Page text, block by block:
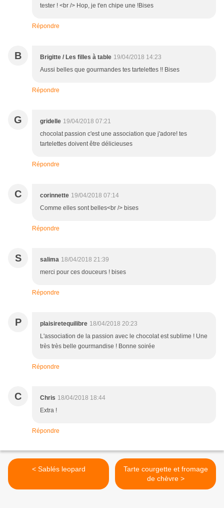
tester ! <br /> Hop, je t'en chipe une !Bises
Répondre
B Brigitte / Les filles à table 19/04/2018 14:23
Aussi belles que gourmandes tes tartelettes !! Bises
Répondre
G gridelle 19/04/2018 07:21
chocolat passion c'est une association que j'adore! tes
tartelettes doivent être délicieuses
Répondre
C corinnette 19/04/2018 07:14
Comme elles sont belles<br /> bises
Répondre
S salima 18/04/2018 21:39
merci pour ces douceurs ! bises
Répondre
P plaisiretequilibre 18/04/2018 20:23
L'association de la passion avec le chocolat est sublime ! Une
très très belle gourmandise ! Bonne soirée
Répondre
C Chris 18/04/2018 18:44
Extra !
Répondre
< Sablés leopard
Tarte courgette et fromage
de chèvre >